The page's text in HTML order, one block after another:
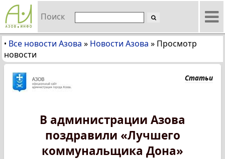
Поиск
• Все новости Азова » Новости Азова » Просмотр
новости
Статьи
В администрации Азова
поздравили «Лучшего
коммунальщика Дона»